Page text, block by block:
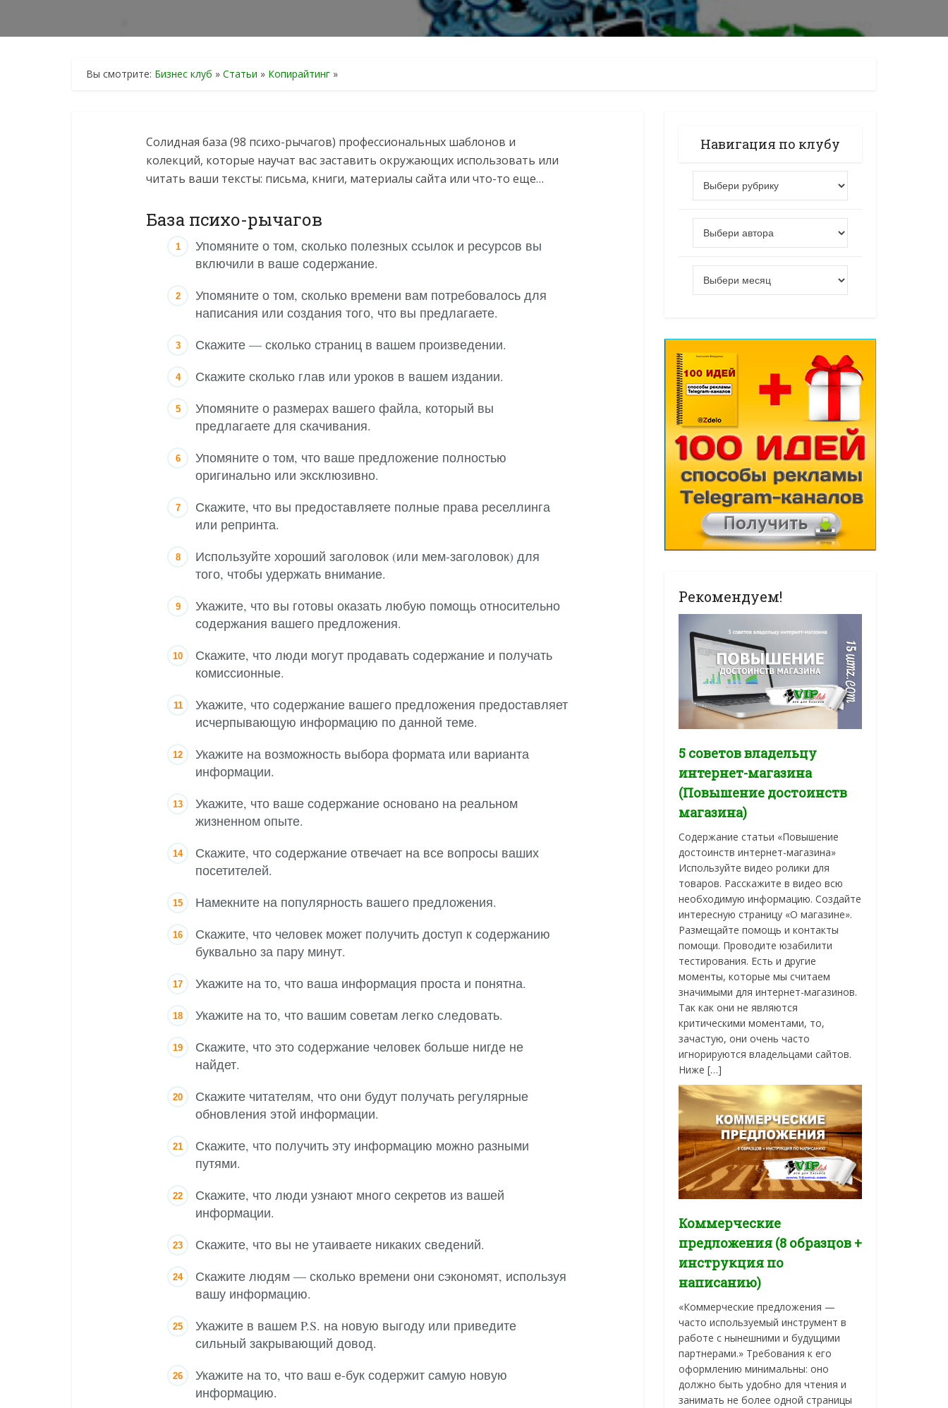
Вы смотрите: Бизнес клуб » Статьи » Копирайтинг »
Солидная база (98 психо-рычагов) профессиональных шаблонов и
колекций, которые научат вас заставить окружающих использовать или
читать ваши тексты: письма, книги, материалы сайта или что-то еще…
База психо-рычагов
Упомяните о том, сколько полезных ссылок и ресурсов вы
включили в ваше содержание.
Упомяните о том, сколько времени вам потребовалось для
написания или создания того, что вы предлагаете.
Скажите — сколько страниц в вашем произведении.
Скажите сколько глав или уроков в вашем издании.
Упомяните о размерах вашего файла, который вы
предлагаете для скачивания.
Упомяните о том, что ваше предложение полностью
оригинально или эксклюзивно.
Скажите, что вы предоставляете полные права реселлинга
или репринта.
Используйте хороший заголовок (или мем-заголовок) для
того, чтобы удержать внимание.
Укажите, что вы готовы оказать любую помощь относительно
содержания вашего предложения.
Скажите, что люди могут продавать содержание и получать
комиссионные.
Укажите, что содержание вашего предложения предоставляет
исчерпывающую информацию по данной теме.
Укажите на возможность выбора формата или варианта
информации.
Укажите, что ваше содержание основано на реальном
жизненном опыте.
Скажите, что содержание отвечает на все вопросы ваших
посетителей.
Намекните на популярность вашего предложения.
Скажите, что человек может получить доступ к содержанию
буквально за пару минут.
Укажите на то, что ваша информация проста и понятна.
Укажите на то, что вашим советам легко следовать.
Скажите, что это содержание человек больше нигде не
найдет.
Скажите читателям, что они будут получать регулярные
обновления этой информации.
Скажите, что получить эту информацию можно разными
путями.
Скажите, что люди узнают много секретов из вашей
информации.
Скажите, что вы не утаиваете никаких сведений.
Скажите людям — сколько времени они сэкономят, используя
вашу информацию.
Укажите в вашем P.S. на новую выгоду или приведите
сильный закрывающий довод.
Укажите на то, что ваш е-бук содержит самую новую
информацию.
Навигация по клубу
Рекомендуем!
5 советов владельцу
интернет-магазина
(Повышение достоинств
магазина)
Содержание статьи «Повышение
достоинств интернет-магазина»
Используйте видео ролики для
товаров. Расскажите в видео всю
необходимую информацию. Создайте
интересную страницу «О магазине».
Размещайте помощь и контакты
помощи. Проводите юзабилити
тестирования. Есть и другие
моменты, которые мы считаем
значимыми для интернет-магазинов.
Так как они не являются
критическими моментами, то,
зачастую, они очень часто
игнорируются владельцами сайтов.
Ниже […]
Коммерческие
предложения (8 образцов +
инструкция по
написанию)
«Коммерческие предложения —
часто используемый инструмент в
работе с нынешними и будущими
партнерами.» Требования к его
оформлению минимальны: оно
должно быть удобно для чтения и
занимать не более одной страницы